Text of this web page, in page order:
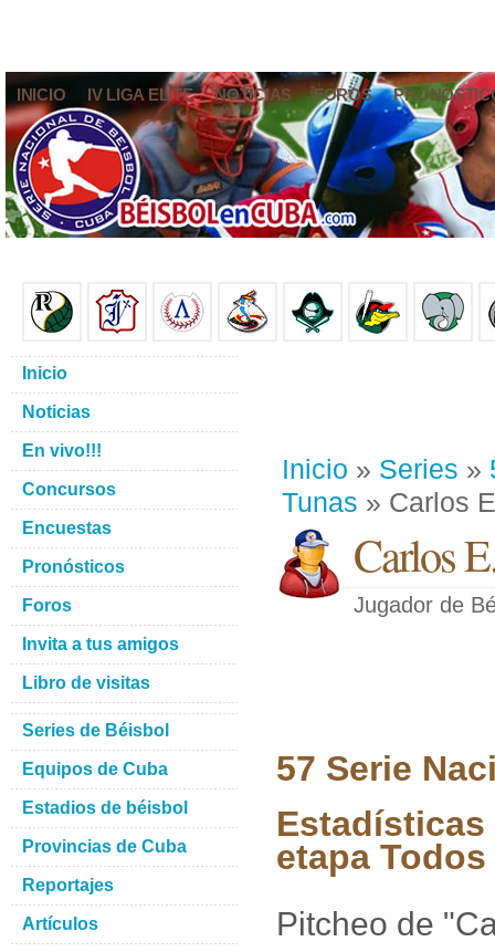
INICIO IV LIGA ELITE NOTICIAS FOROS
Inicio » Series »
Tunas » Carlos
Carlos
Jugador de
57 Serie
Estadísticas
etapa
Pitcheo de
Inicio
Noticias
En vivo!!!
Concursos
Encuestas
Pronósticos
Foros
Invita a tus amigos
Libro de visitas
Series de Béisbol
Equipos de Cuba
Estadios de béisbol
Provincias de Cuba
Reportajes
Artículos